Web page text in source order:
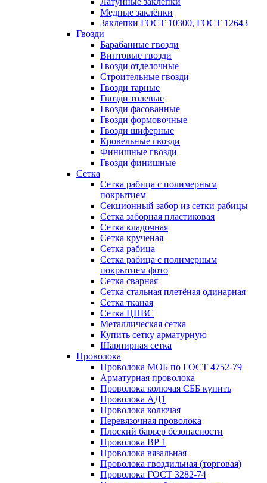
Медные заклёпки
Заклепки ГОСТ 10300, ГОСТ 12643
Гвозди
Барабанные гвозди
Винтовые гвозди
Гвозди отделочные
Строительные гвозди
Гвозди тарные
Гвозди толевые
Гвозди фасованные
Гвозди формовочные
Гвозди шиферные
Кровельные гвозди
Финишные гвозди
Гвозди финишные
Сетка
Сетка рабица с полимерным
покрытием
Секционный забор из сетки рабицы
Сетка заборная пластиковая
Сетка кладочная
Сетка крученая
Сетка рабица
Сетка рабица с полимерным
покрытием фото
Сетка сварная
Сетка стальная плетёная одинарная
Сетка тканая
Сетка ЦПВС
Металлическая сетка
Купить сетку арматурную
Шарнирная сетка
Проволока
Проволока МОБ по ГОСТ 4752-79
Арматурная проволока
Проволока колючая СББ купить
Проволока АД1
Проволока колючая
Перевязочная проволока
Плоский барьер безопасности
Проволока ВР 1
Проволока вязальная
Проволока гвоздильная (торговая)
Проволока ГОСТ 3282-74